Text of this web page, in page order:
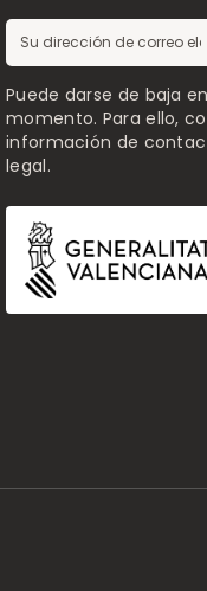
Puede darse de baja
momento. Para ello,
información de
legal.